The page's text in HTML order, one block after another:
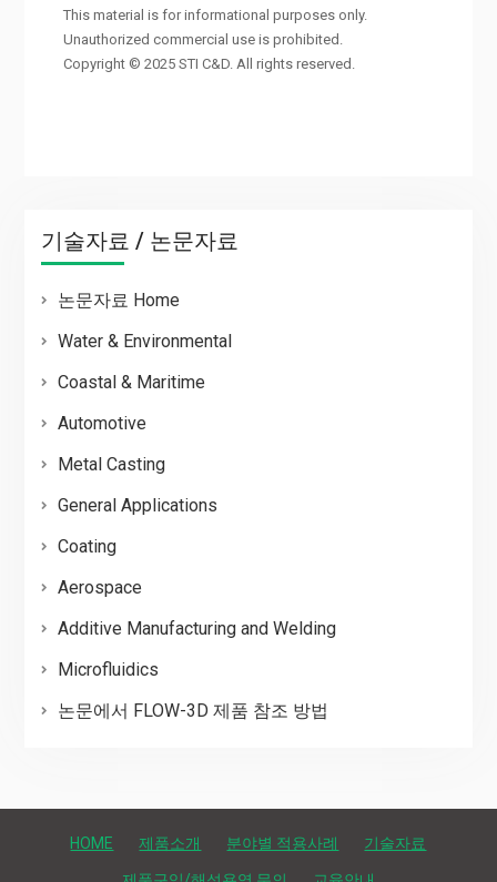
This material is for informational purposes only.
Unauthorized commercial use is prohibited.
Copyright © 2025 STI C&D. All rights reserved.
기술자료 / 논문자료
논문자료 Home
Water & Environmental
Coastal & Maritime
Automotive
Metal Casting
General Applications
Coating
Aerospace
Additive Manufacturing and Welding
Microfluidics
논문에서 FLOW-3D 제품 참조 방법
HOME 제품소개 분야별 적용사례 기술자료